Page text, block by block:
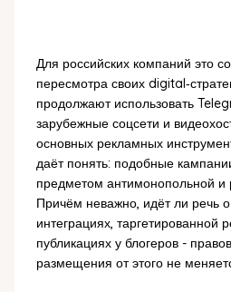
Для российских компаний это
пересмотра своих
продолжают использовать
зарубежные соцсети и
основных рекламных
даёт понять: подобные
предметом антимонопольной и
Причём неважно, идёт ли речь
интеграциях, таргетированной
публикациях у блогеров -
размещения от этого не